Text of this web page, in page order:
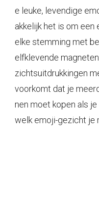
e leuke, levendige
akkelijk het is om
elke stemming met
elfklevende
zichtsuitdrukkingen
voorkomt dat je
nen moet kopen als
welk emoji-gezicht je